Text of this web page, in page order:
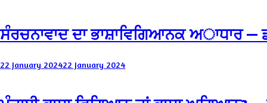
ਸੰਰਚਨਾਵਾਦ ਦਾ ਭਾਸ਼ਾਵਿਗਿਆਨਕ ਅਾਧਾਰ —
22 January 202422 January 2024